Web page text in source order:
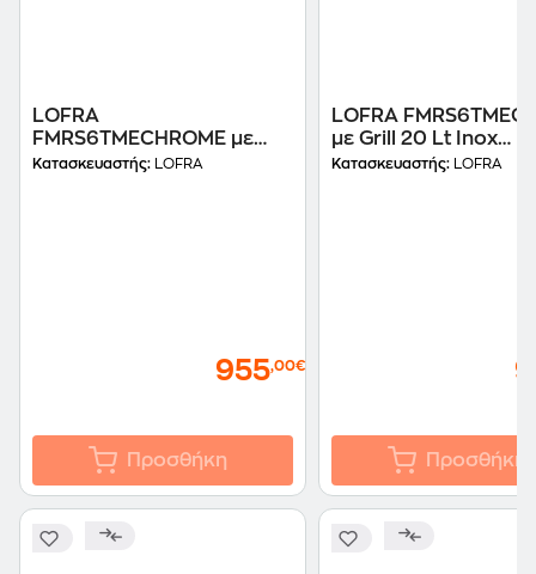
LOFRA
FMRS6TMECHROME με
Grill 20 Lt Inox
Κατασκευαστής: LOFRA
955,00€
Προσθήκη
LOFRA
με Grill 20 Lt Inox
Εντοιχιζόμενος
Κατασκευαστής: LOFRA
Προσθήκη